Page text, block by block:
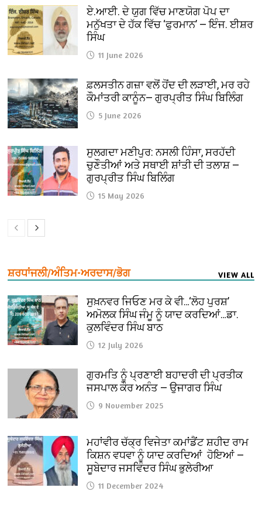
ਏ.ਆਈ. ਦੇ ਯੁਗ ਵਿੱਚ ਮਾਣਯੋਗ ਪੋਪ ਦਾ
ਮਨੁੱਖਤਾ ਦੇ ਹੱਕ ਵਿੱਚ ‘ਫੁਰਮਾਨ’ — ਇੰਜ. ਈਸ਼ਰ
ਸਿੰਘ
11 June 2026
ਫ਼ਲਸਤੀਨ ਗਜ਼ਾ ਵਲੋਂ ਹੋਂਦ ਦੀ ਲੜਾਈ, ਮਰ ਰਹੇ
ਕੌਮਾਂਤਰੀ ਕਾਨੂੰਨ— ਗੁਰਪ੍ਰੀਤ ਸਿੰਘ ਬਿਲਿੰਗ
5 June 2026
ਸੁਲਗਦਾ ਮਣੀਪੁਰ: ਨਸਲੀ ਹਿੰਸਾ, ਸਰਹੱਦੀ
ਚੁਣੌਤੀਆਂ ਅਤੇ ਸਥਾਈ ਸ਼ਾਂਤੀ ਦੀ ਤਲਾਸ਼ —
ਗੁਰਪ੍ਰੀਤ ਸਿੰਘ ਬਿਲਿੰਗ
15 May 2026
ਸ਼ਰਧਾਂਜਲੀ/ਅੰਤਿਮ-ਅਰਦਾਸ/ਭੋਗ VIEW ALL
ਸੁਖ਼ਨਵਰ ਜਿਓਣ ਮਰ ਕੇ ਵੀ…‘ਲੋਹ ਪੁਰਸ਼’
ਅਮੋਲਕ ਸਿੰਘ ਜੰਮੂ ਨੂੰ ਯਾਦ ਕਰਦਿਆਂ…ਡਾ.
ਕੁਲਵਿੰਦਰ ਸਿੰਘ ਬਾਠ
12 July 2026
ਗੁਰਮਤਿ ਨੂੰ ਪ੍ਰਣਾਈ ਬਹਾਦਰੀ ਦੀ ਪ੍ਰਤੀਕ
ਜਸਪਾਲ ਕੌਰ ਅਨੰਤ — ਉਜਾਗਰ ਸਿੰਘ
9 November 2025
ਮਹਾਂਵੀਰ ਚੱਕ੍ਰ ਵਿਜੇਤਾ ਕਮਾਂਡੈਂਟ ਸ਼ਹੀਦ ਰਾਮ
ਕਿਸ਼ਨ ਵਧਵਾ ਨੂੰ ਯਾਦ ਕਰਦਿਆਂ ਹੋਇਆਂ —
ਸੂਬੇਦਾਰ ਜਸਵਿੰਦਰ ਸਿੰਘ ਭੁਲੇਰੀਆ
11 December 2024